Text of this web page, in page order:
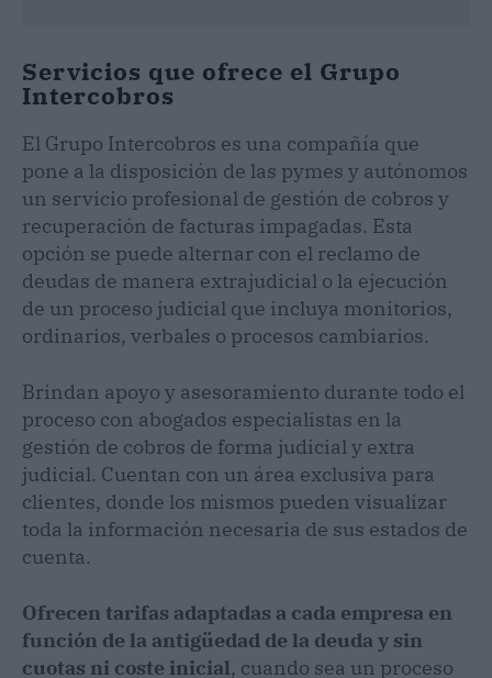
Servicios que ofrece el Grupo
Intercobros
El Grupo Intercobros es una compañía que
pone a la disposición de las pymes y autónomos
un servicio profesional de gestión de cobros y
recuperación de facturas impagadas. Esta
opción se puede alternar con el reclamo de
deudas de manera extrajudicial o la ejecución
de un proceso judicial que incluya monitorios,
ordinarios, verbales o procesos cambiarios.
Brindan apoyo y asesoramiento durante todo el
proceso con abogados especialistas en la
gestión de cobros de forma judicial y extra
judicial. Cuentan con un área exclusiva para
clientes, donde los mismos pueden visualizar
toda la información necesaria de sus estados de
cuenta.
Ofrecen tarifas adaptadas a cada empresa en
función de la antigüedad de la deuda y sin
cuotas ni coste inicial, cuando sea un proceso